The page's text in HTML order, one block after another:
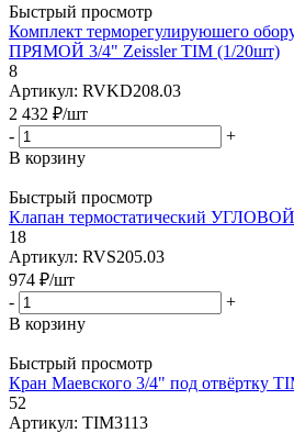
Быстрый просмотр
Комплект терморегулируюшего
ПРЯМОЙ 3/4" Zeissler TIM (1/20шт)
8
Артикул: RVKD208.03
2 432 ₽/шт
-
+
В корзину
Быстрый просмотр
Клапан термостатический
18
Артикул: RVS205.03
974 ₽/шт
-
+
В корзину
Быстрый просмотр
Кран Маевского 3/4" под отвёртку
52
Артикул: TIM3113